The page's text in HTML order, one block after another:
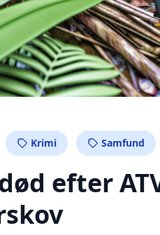
Krimi Samfund
efter